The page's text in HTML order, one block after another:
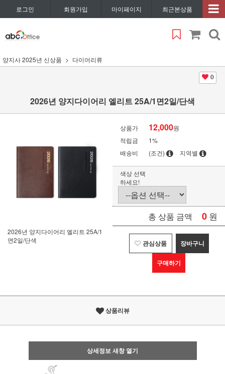
로그인 회원가입 마이페이지 최근본상품
양지사 2025년 신상품 다이어리류
0
2026년 양지다이어리 엘리트 25A/1면2일/단색
2026년 양지다이어리 엘리트 25A/1
면2일/단색
상품가 12,000원
적립금
1%
배송비
(조건) 지역별
색상 선택
하세요!
총 상품 금액 0 원
관심상품 장바구니
구매하기
상품리뷰
상세정보 새창 열기